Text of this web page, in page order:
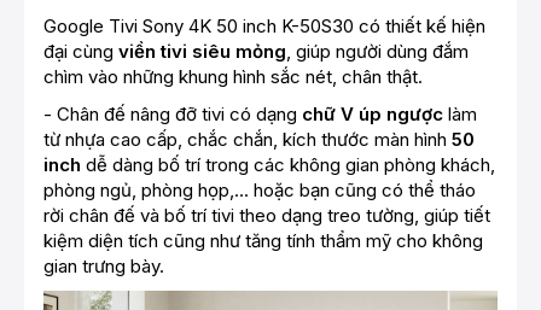
Google Tivi Sony 4K 50 inch K-50S30 có thiết kế hiện
đại cùng viền tivi siêu mỏng, giúp người dùng đắm
chìm vào những khung hình sắc nét, chân thật.
- Chân đế nâng đỡ tivi có dạng chữ V úp ngược làm
từ nhựa cao cấp, chắc chắn, kích thước màn hình 50
inch dễ dàng bố trí trong các không gian phòng khách,
phòng ngủ, phòng họp,... hoặc bạn cũng có thể tháo
rời chân đế và bố trí tivi theo dạng treo tường, giúp tiết
kiệm diện tích cũng như tăng tính thẩm mỹ cho không
gian trưng bày.